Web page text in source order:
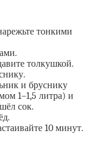
тонкими
толкушкой.
и бруснику
1–1,5 литра) и
сок.
10 минут.